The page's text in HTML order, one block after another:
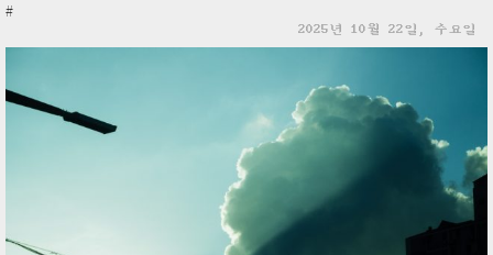
#
2025년 10월 22일, 수요일